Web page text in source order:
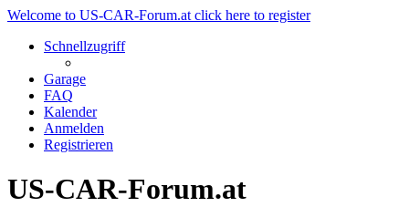
Welcome to US-CAR-Forum.at click here to register
Schnellzugriff
Garage
FAQ
Kalender
Anmelden
Registrieren
US-CAR-Forum.at